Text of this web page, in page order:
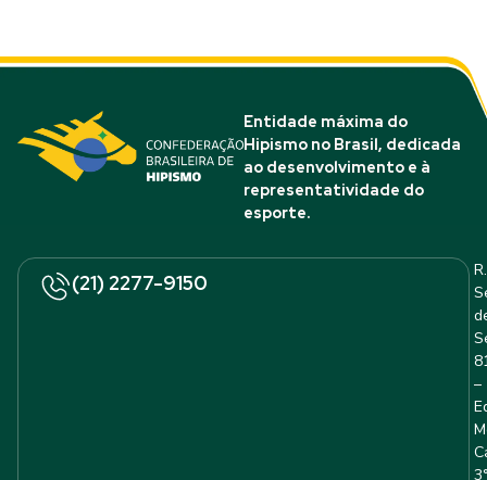
Entidade máxima do
Hipismo no Brasil, dedicada
ao desenvolvimento e à
representatividade do
esporte.
(21) 2277-9150
R.
–